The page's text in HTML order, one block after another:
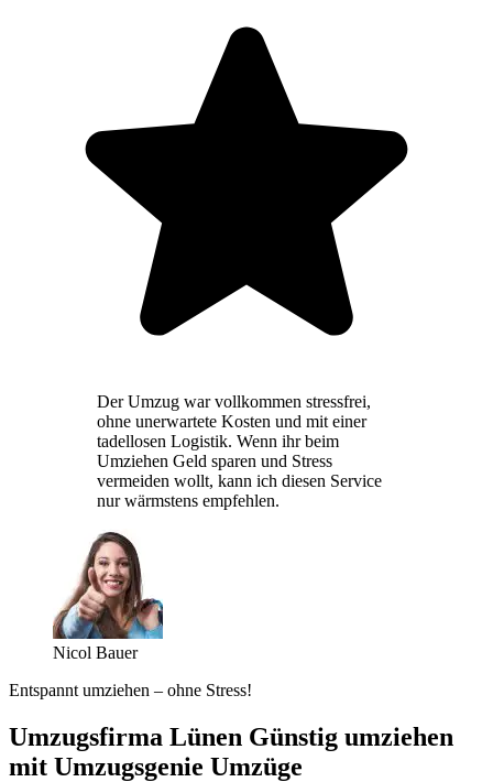
Der Umzug war vollkommen stressfrei,
ohne unerwartete Kosten und mit einer
tadellosen Logistik. Wenn ihr beim
Umziehen Geld sparen und Stress
vermeiden wollt, kann ich diesen Service
nur wärmstens empfehlen.
Nicol Bauer
Entspannt umziehen – ohne Stress!
Umzugsfirma Lünen Günstig umziehen
mit Umzugsgenie Umzüge